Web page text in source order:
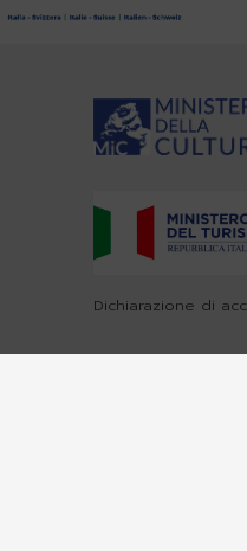
Dichiarazione di